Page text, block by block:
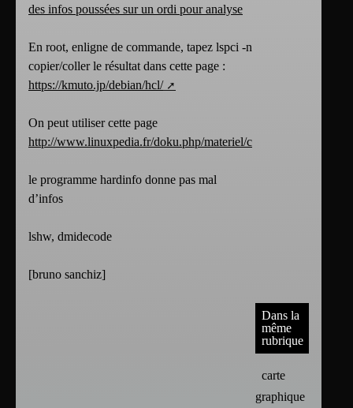
des infos poussées sur un ordi pour analyse
En root, enligne de commande, tapez lspci -n
copier/coller le résultat dans cette page :
https://kmuto.jp/debian/hcl/
On peut utiliser cette page
http://www.linuxpedia.fr/doku.php/materiel/
le programme hardinfo donne pas mal
d’infos
lshw, dmidecode
[bruno sanchiz]
Dans la
même
rubrique
carte
graphique :